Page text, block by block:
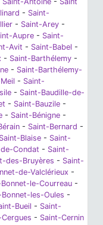
- Saint-
- Saint-Arey -
Aupre - Saint-
Avit - Saint-Babel -
- Saint-Barthélemy -
- Saint-Barthélemy-
- Saint-
- Saint-Baudille-de-
- Saint-Bauzile -
- Saint-Bénigne -
- Saint-Bernard -
Saint-Blaise - Saint-
Condat - Saint-
des-Bruyères - Saint-
de-Valclérieux -
le-Courreau -
Bonnet-les-Oules -
Bueil - Saint-
- Saint-Cernin